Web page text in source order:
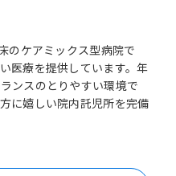
のケアミックス型病院で
医療を提供しています。年
ンスのとりやすい環境で
に嬉しい院内託児所を完備